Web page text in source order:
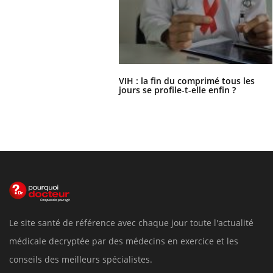
VIH : la fin du comprimé tous les
jours se profile-t-elle enfin ?
Le site santé de référence avec chaque jour toute l'actualité
médicale decryptée par des médecins en exercice et les
conseils des meilleurs spécialistes.